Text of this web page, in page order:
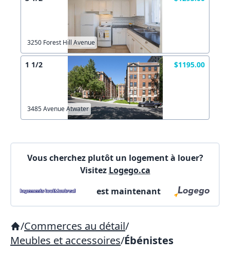
3250 Forest Hill Avenue
1 1/2 $1195.00
3485 Avenue Atwater
Vous cherchez plutôt un logement à louer?
Visitez Logego.ca
est maintenant
/Commerces au détail/
Meubles et accessoires/Ébénistes
Commentaires:
X Fermer Envoyez
Commentaires:
Lien vers inscription (sera inclus dans courriel)
Copier lien
X Fermer Envoyez
Créer un compte
X Fermer